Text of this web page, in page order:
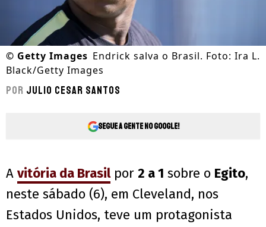
© Getty Images Endrick salva o Brasil. Foto: Ira L.
Black/Getty Images
Por Julio Cesar Santos
Segue a gente no Google!
A vitória da Brasilpor 2 a 1 sobre o Egito,
neste sábado (6), em Cleveland, nos
Estados Unidos, teve um protagonista